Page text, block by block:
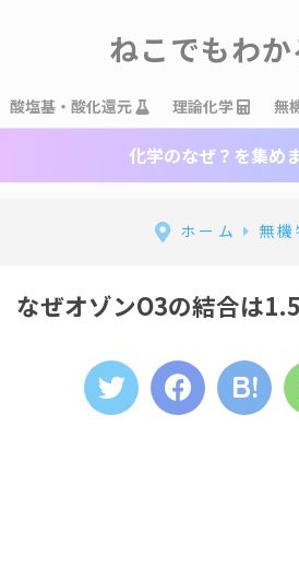
ねこでもわ
酸塩基・酸化還元 理論化学 無
化学のなぜ？を集め
ホーム 無機
なぜオゾンO3の結合は